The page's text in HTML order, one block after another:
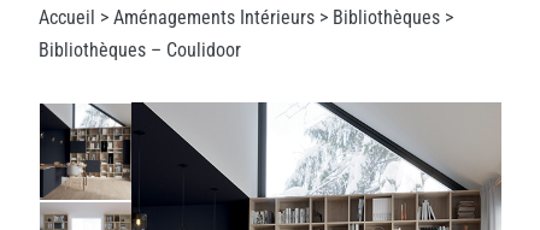
Accueil > Aménagements Intérieurs > Bibliothèques >
Bibliothèques – Coulidoor